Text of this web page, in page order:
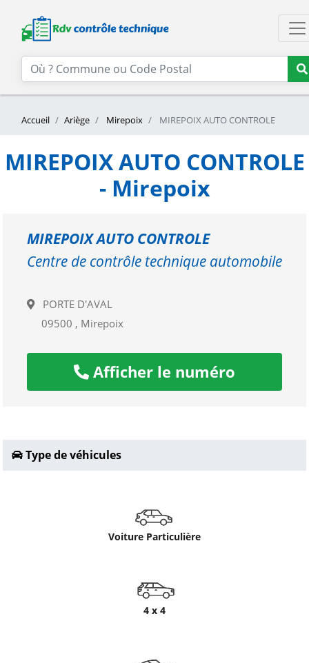
Accueil Ariège Mirepoix MIREPOIX AUTO CONTROLE
MIREPOIX AUTO CONTROLE
- Mirepoix
MIREPOIX AUTO CONTROLE
Centre de contrôle technique automobile
PORTE D'AVAL
09500 , Mirepoix
Afficher le numéro
Type de véhicules
Voiture Particulière
4 x 4